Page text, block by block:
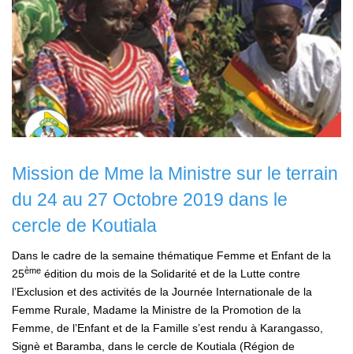
Mission de Mme la Ministre sur le terrain
du 24 au 27 Octobre 2019 dans le
cercle de Koutiala
Dans le cadre de la semaine thématique Femme et Enfant de la
25ème édition du mois de la Solidarité et de la Lutte contre
l’Exclusion et des activités de la Journée Internationale de la
Femme Rurale, Madame la Ministre de la Promotion de la
Femme, de l’Enfant et de la Famille s’est rendu à Karangasso,
Signè et Baramba, dans le cercle de Koutiala (Région de